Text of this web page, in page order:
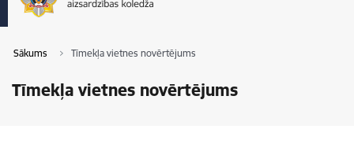
Sākums Tīmekļa vietnes novērtējums
Tīmekļa vietnes novērtējums